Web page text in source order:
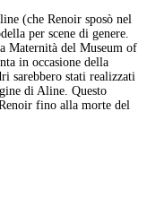
(che Renoir sposò nel
per scene di genere.
Maternità del Museum of
in occasione della
sarebbero stati realizzati
di Aline. Questo
fino alla morte del